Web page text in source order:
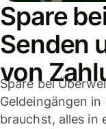
Spare
Senden
von
Spare bei
Geldeingängen
brauchst, alles in